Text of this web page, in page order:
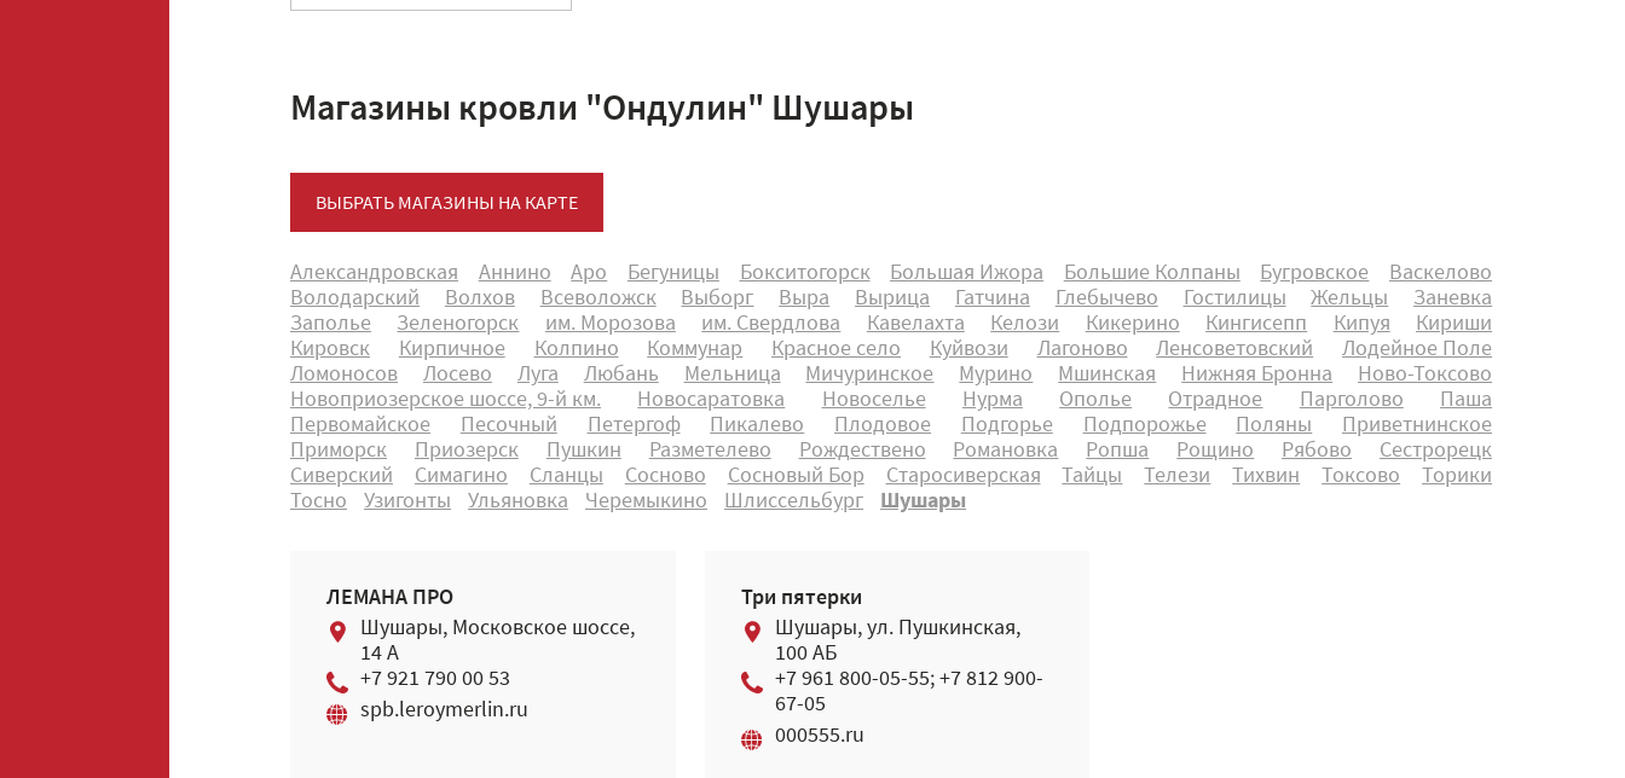
Магазины кровли "Ондулин" Шушары
ВЫБРАТЬ МАГАЗИНЫ НА КАРТЕ
Александровская Аннино Аро Бегуницы Бокситогорск Большая Ижора Большие Колпаны Бугровское
Васкелово
Володарский
Волхов Всеволожск Выборг Выра Вырица Гатчина Глебычево Гостилицы Жельцы
Заневка
Заполье
Зеленогорск им. Морозова им. Свердлова Кавелахта Келози Кикерино Кингисепп Кипуя
Кириши
Кировск
Кирпичное Колпино Коммунар Красное село Куйвози Лагоново Ленсоветовский
Лодейное Поле
Ломоносов
Лосево Луга Любань Мельница Мичуринское Мурино Мшинская Нижняя Бронна
Ново-Токсово
Новоприозерское шоссе, 9-й км.
Новосаратовка Новоселье Нурма Ополье Отрадное Парголово
Паша
Первомайское
Песочный Петергоф Пикалево Плодовое Подгорье Подпорожье Поляны
Приветнинское
Приморск
Приозерск Пушкин Разметелево Рождествено Романовка Ропша Рощино Рябово
Сестрорецк
Сиверский
Симагино Сланцы Сосново Сосновый Бор Старосиверская Тайцы Телези Тихвин Токсово
Торики
Тосно
Узигонты Ульяновка Черемыкино Шлиссельбург Шушары
ЛЕМАНА ПРО
Шушары, Московское шоссе,
14 А
+7 921 790 00 53
spb.leroymerlin.ru
Три пятерки
Шушары, ул. Пушкинская,
100 АБ
+7 961 800-05-55; +7 812 900-
67-05
000555.ru